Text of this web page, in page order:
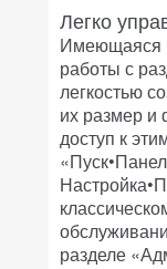
Легко
Имеющаяся
работы с
легкостью
их размер и
доступ к
разделе